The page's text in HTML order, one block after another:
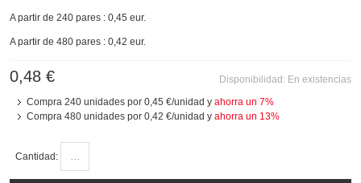
A partir de 240 pares : 0,45 eur.
A partir de 480 pares : 0,42 eur.
Disponibilidad: En existencias
0,48 €
Compra 240 unidades por 0,45 €/unidad y ahorra un 7%
Compra 480 unidades por 0,42 €/unidad y ahorra un 13%
Cantidad: